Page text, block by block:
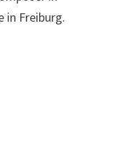
in Freiburg.